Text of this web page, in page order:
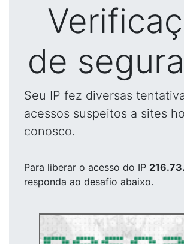
de
Seu IP fez diversas
acessos suspeitos a sites
conosco.
Para liberar o acesso do IP
responda ao desafio abaixo.